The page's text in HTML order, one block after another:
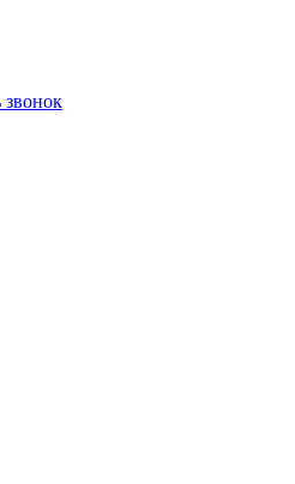
звонок